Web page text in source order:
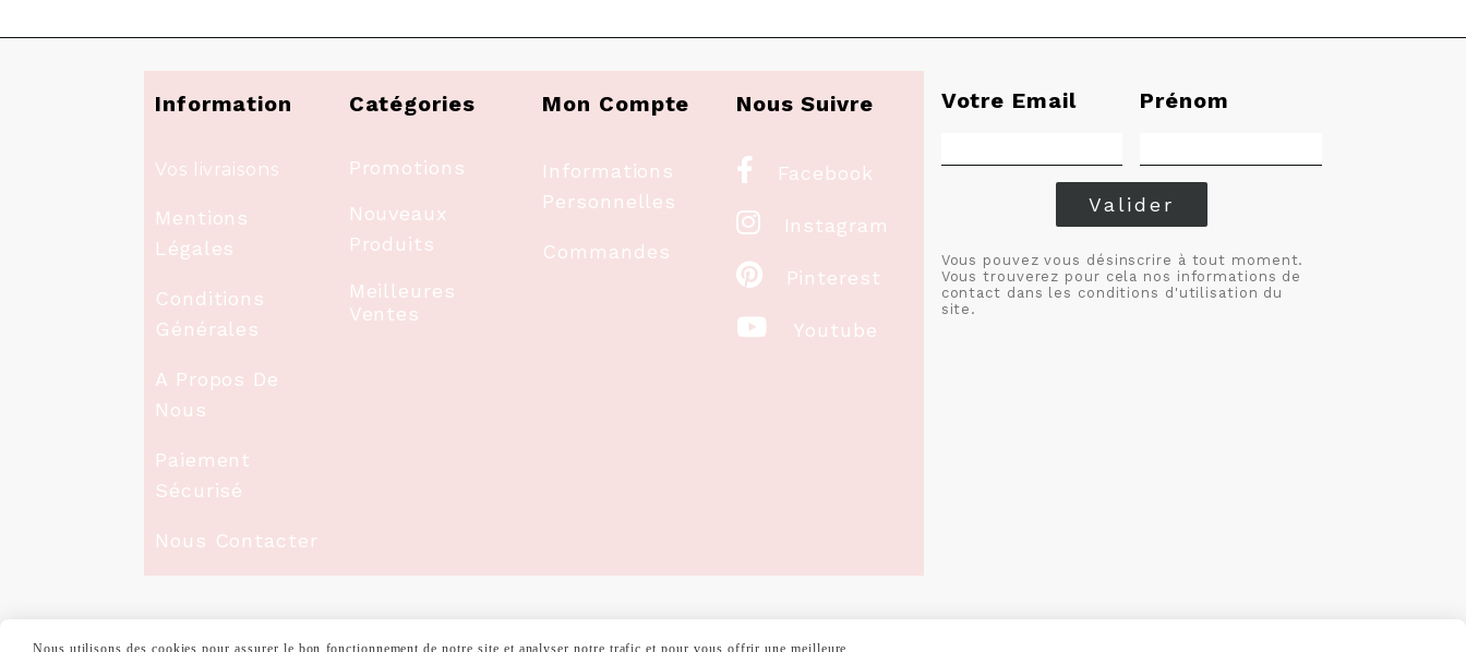
Information
Vos livraisons
Mentions
Légales
Conditions
Générales
A Propos De
Nous
Paiement
Sécurisé
Nous Contacter
Catégories
Promotions
Nouveaux
Produits
Meilleures
Ventes
Mon Compte
Informations
Personnelles
Commandes
Nous Suivre
 Facebook
 Instagram
 Pinterest
 Youtube
Votre Email Prénom
Valider
Vous pouvez vous désinscrire à tout moment.
Vous trouverez pour cela nos informations de
contact dans les conditions d'utilisation du
site.
Nous utilisons des cookies pour assurer le bon fonctionnement de notre site et analyser notre trafic et pour vous offrir une meilleure